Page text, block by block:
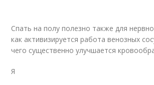
Спать на полу полезно также для
как активизируется работа венозных
чего существенно улучшается
Я